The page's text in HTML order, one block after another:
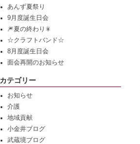
あんず夏祭り
9月度誕生日会
🎆夏の終わり🎇
☆クラフトバンド☆
8月度誕生日会
面会再開のお知らせ
カテゴリー
お知らせ
介護
地域貢献
小金井ブログ
武蔵境ブログ